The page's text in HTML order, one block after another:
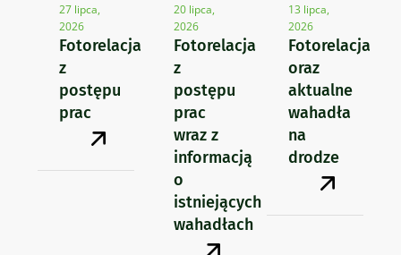
27 lipca,
2026
Fotorelacja
z
postępu
prac
20 lipca,
2026
Fotorelacja
z
postępu
prac
wraz z
informacją
o
istniejących
wahadłach
13 lipca,
2026
Fotorelacja
oraz
aktualne
wahadła
na
drodze